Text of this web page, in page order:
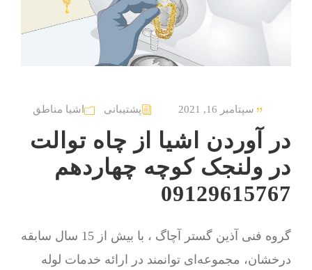
سپتامبر 16, 2021 پشتیبانی اشیا مناطق
در آوردن اشیا از چاه توالت
در ولنجک کوچه چهاردهم
09129615767
گروه فنی آذین گستر آچاگ ، با بیش از 15 سال سابقه
درخشان، مجموعه‌ای توانمند در ارائه خدمات لوله